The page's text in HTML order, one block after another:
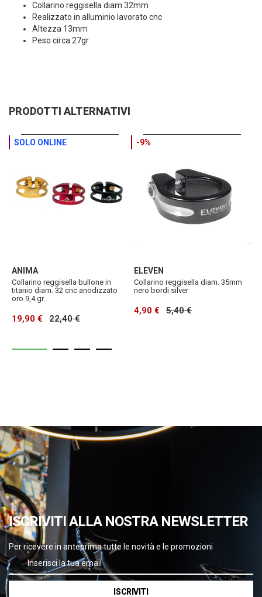
Collarino reggisella diam 32mm
Realizzato in alluminio lavorato cnc
Altezza 13mm
Peso circa 27gr
PRODOTTI ALTERNATIVI
SOLO ONLINE
ANIMA
Collarino reggisella bullone in
titanio diam. 32 cnc anodizzato
oro 9,4 gr.
19,90 € 22,40 €
-9%
ELEVEN
Collarino reggisella diam. 35mm
nero bordi silver
4,90 € 5,40 €
ISCRIVITI ALLA NOSTRA NEWSLETTER
Per ricevere in anteprima tutte le novità e le promozioni
ISCRIVITI